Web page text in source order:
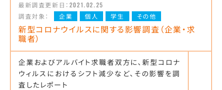
最新調査更新日： 2021.02.25
調査対象：
企業 個人 学生 その他
新型コロナウイルスに関する影響調査（企業・求
職者）
企業およびアルバイト求職者双方に、新型コロナ
ウィルスにおけるシフト減少など、その影響を調
査したレポート